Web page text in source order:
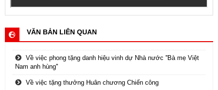
VĂN BẢN LIÊN QUAN
Về việc phong tặng danh hiệu vinh dự Nhà nước ''Bà mẹ Việt
Nam anh hùng''
Về việc tặng thưởng Huân chương Chiến công